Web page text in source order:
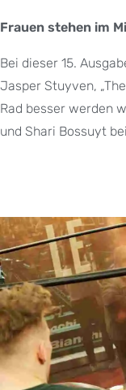
Frauen stehen im
Bei dieser 15.
Jasper Stuyven,
Rad besser werden
und Shari Bossuyt